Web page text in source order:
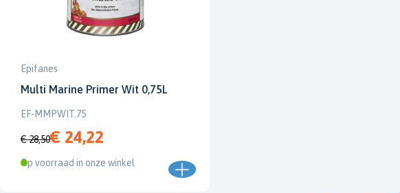
Epifanes
Multi Marine Primer Wit 0,75L
EF-MMPWIT.75
€ 28,50€ 24,22
Op voorraad in onze winkel